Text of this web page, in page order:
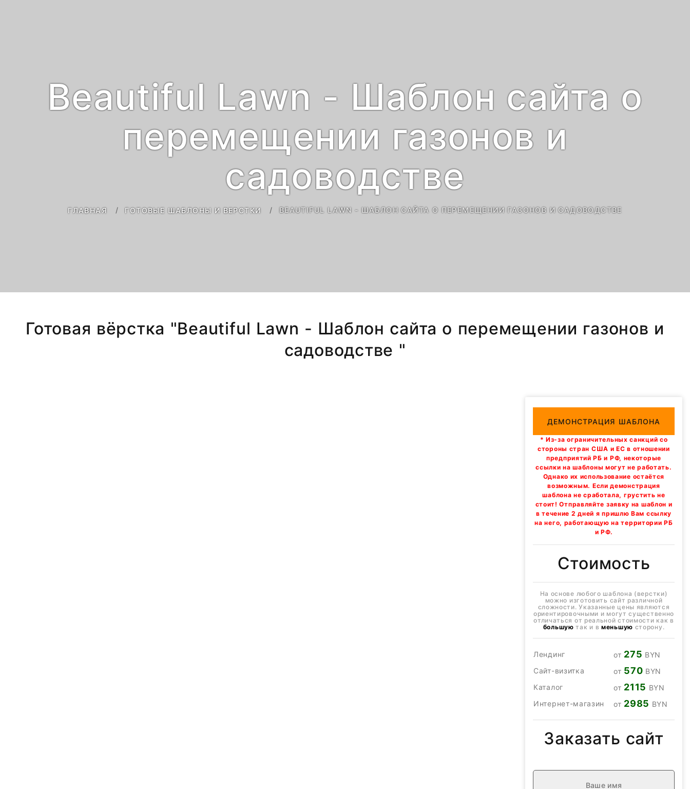
Beautiful Lawn - Шаблон сайта о
перемещении газонов и
садоводстве
ГЛАВНАЯ ГОТОВЫЕ ШАБЛОНЫ И ВЕРСТКИ BEAUTIFUL LAWN - ШАБЛОН САЙТА О ПЕРЕМЕЩЕНИИ ГАЗОНОВ И САДОВОДСТВЕ
Готовая вёрстка "Beautiful Lawn - Шаблон сайта о перемещении газонов и
садоводстве "
ДЕМОНСТРАЦИЯ ШАБЛОНА
* Из-за ограничительных санкций со
стороны стран США и ЕС в отношении
предприятий РБ и РФ, некоторые
ссылки на шаблоны могут не работать.
Однако их использование остаётся
возможным. Если демонстрация
шаблона не сработала, грустить не
стоит! Отправляйте заявку на шаблон и
в течение 2 дней я пришлю Вам ссылку
на него, работающую на территории РБ
и РФ.
Стоимость
На основе любого шаблона (верстки)
можно изготовить сайт различной
сложности. Указанные цены являются
ориентировочными и могут существенно
отличаться от реальной стоимости как в
большую так и в меньшую сторону.
Лендинг от 275 BYN
Сайт-визитка
от 570 BYN
Каталог
от 2115 BYN
Интернет-магазин
от 2985 BYN
Заказать сайт